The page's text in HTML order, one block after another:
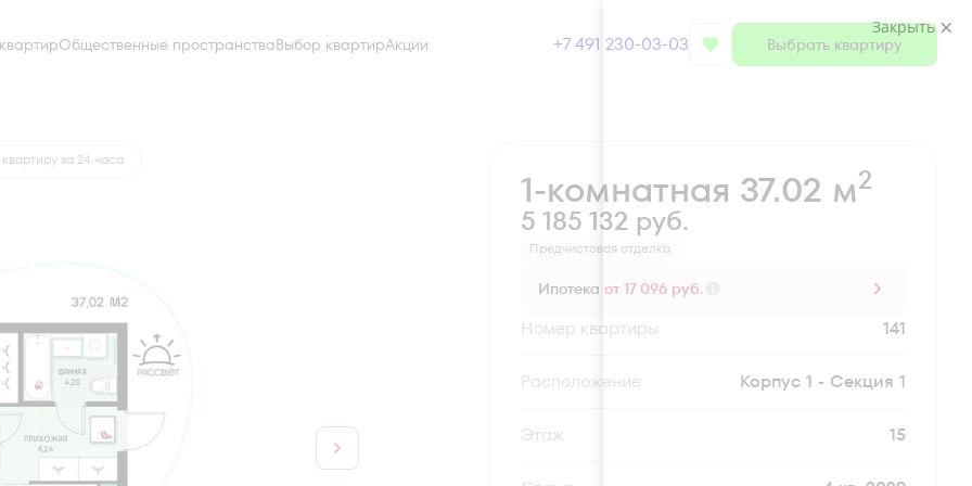
Общественные пространстваВыбор квартирАкции +7 491 230-03-03 Выбрать квартиру
17 096 руб. Забронировать
за 24 часа
1-комнатная 37.02 м2
5 185 132 руб.
Предчистовая отделка
Ипотека от 17 096 руб.
Номер квартиры 141
Секция Корпус 1 - Секция 1
Этаж 15
Закрыть